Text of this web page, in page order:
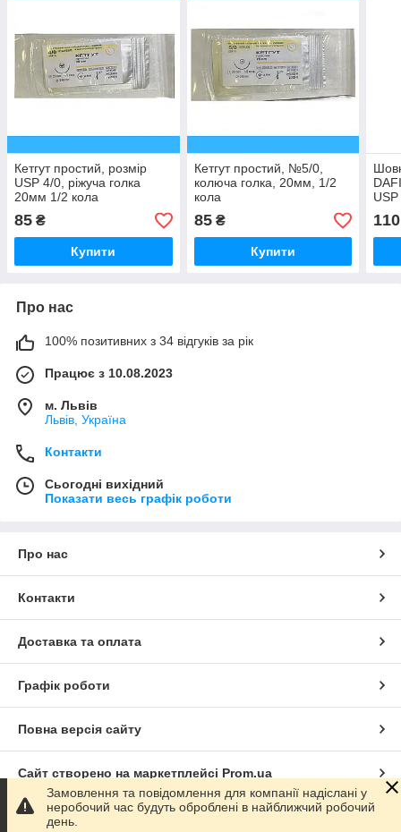
Кетгут простий, розмір
USP 4/0, ріжуча голка
20мм 1/2 кола
85 ₴
Купити
Кетгут простий, №5/0,
колюча голка, 20мм, 1/2
кола
85₴
Купити
110
Про нас
100% позитивних з 34 відгуків за рік
Працює з 10.08.2023
м. Львів
Львів, Україна
Контакти
Сьогодні вихідний
Показати весь графік роботи
Про нас
Контакти
Доставка та оплата
Графік роботи
Повна версія сайту
Сайт створено на маркетплейсі Prom.ua
Політика конфіденційності
Замовлення та повідомлення для компанії надіслані у
неробочий час будуть оброблені в найближчий робочий
день.